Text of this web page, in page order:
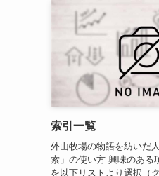
索引一覧
外山牧場の物語を紡いだ
索」の使い方 興味のある
を以下リストより選択（